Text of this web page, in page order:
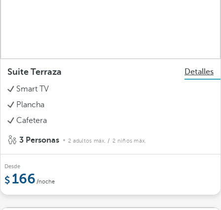
Suite Terraza
Detalles
Smart TV
Plancha
Cafetera
3 Personas 2 adultos máx. / 2 niños máx.
Desde
166 /noche